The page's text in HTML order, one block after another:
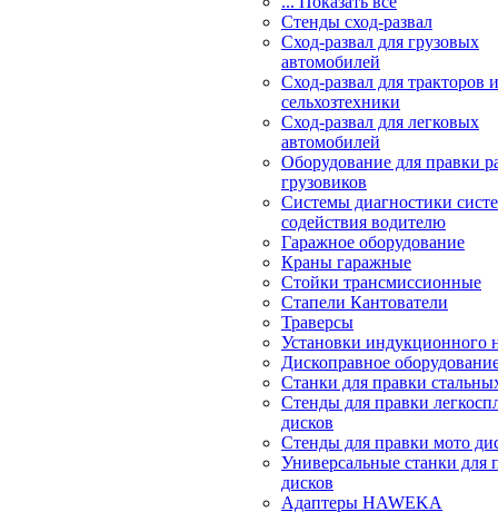
Стенды сход-развал
Сход-развал для грузовых
автомобилей
Сход-развал для тракторов и
сельхозтехники
Сход-развал для легковых
автомобилей
Оборудование для правки
грузовиков
Системы диагностики
содействия водителю
Гаражное оборудование
Краны гаражные
Стойки трансмиссионные
Стапели Кантователи
Траверсы
Установки индукционного
Дископравное
Станки для правки
Стенды для правки
дисков
Стенды для правки мото
Универсальные станки для
дисков
Адаптеры HAWEKA